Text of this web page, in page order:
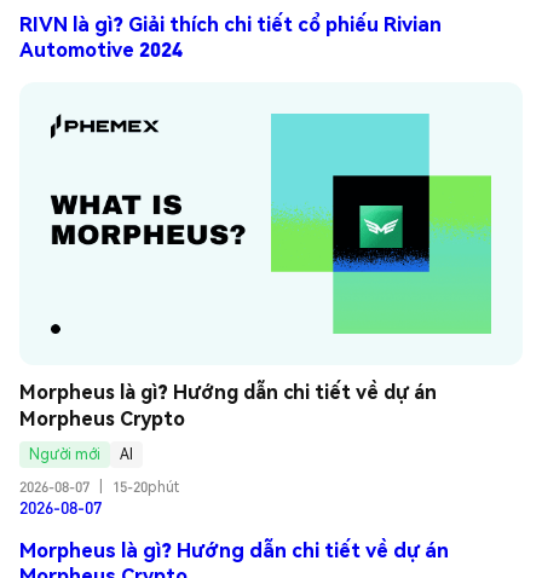
RIVN là gì? Giải thích chi tiết cổ phiếu Rivian
Automotive 2024
Morpheus là gì? Hướng dẫn chi tiết về dự án
Morpheus Crypto
Người mới
AI
2026-08-07
15-20phút
2026-08-07
Morpheus là gì? Hướng dẫn chi tiết về dự án